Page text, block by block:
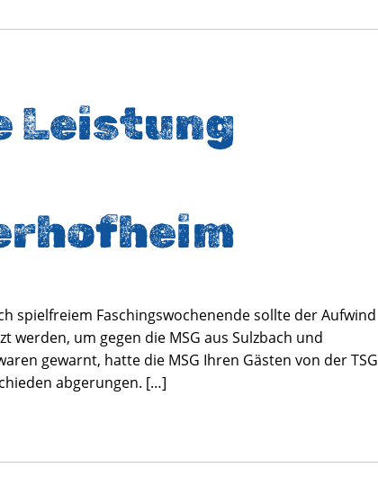
Leistung
spielfreiem Faschingswochenende sollte der Aufwind
werden, um gegen die MSG aus Sulzbach und
gewarnt, hatte die MSG Ihren Gästen von der TSG
abgerungen. […]